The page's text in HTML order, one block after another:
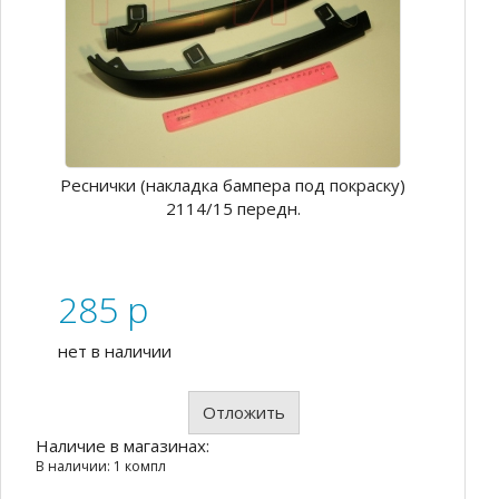
Реснички (накладка бампера под покраску)
2114/15 передн.
285 p
нет в наличии
Отложить
Наличие в магазинах:
В наличии: 1 компл